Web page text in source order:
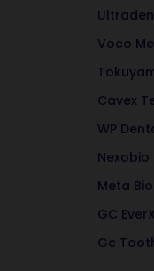
Voco
Cavex
WP
Nexobio
Meta
GC
Gc